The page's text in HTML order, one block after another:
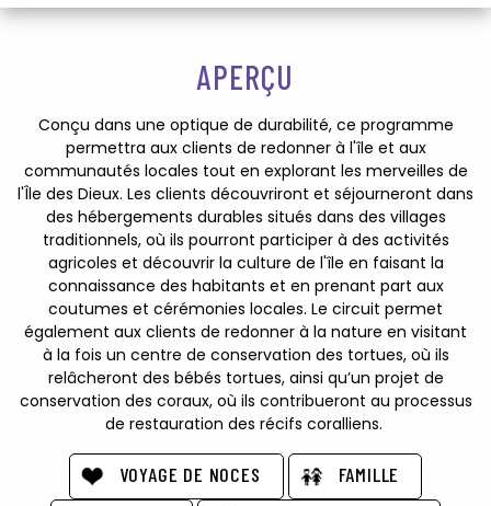
APERÇU
Conçu dans une optique de durabilité, ce programme
permettra aux clients de redonner à l'île et aux
communautés locales tout en explorant les merveilles de
l'Île des Dieux. Les clients découvriront et séjourneront dans
des hébergements durables situés dans des villages
traditionnels, où ils pourront participer à des activités
agricoles et découvrir la culture de l'île en faisant la
connaissance des habitants et en prenant part aux
coutumes et cérémonies locales. Le circuit permet
également aux clients de redonner à la nature en visitant
à la fois un centre de conservation des tortues, où ils
relâcheront des bébés tortues, ainsi qu’un projet de
conservation des coraux, où ils contribueront au processus
de restauration des récifs coralliens.
VOYAGE DE NOCES
FAMILLE